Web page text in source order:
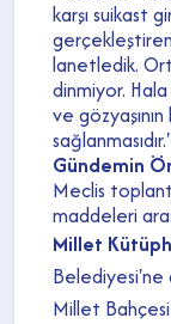
karşı suikast
lanetledik.
dinmiyor.
ve
Gündemin
Meclis
maddeleri
Millet
Belediyesi'ne
Millet